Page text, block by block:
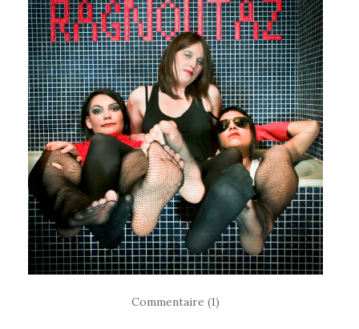
Commentaire (1)